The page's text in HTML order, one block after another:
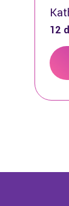
12